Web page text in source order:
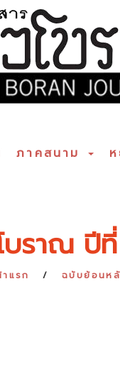
ภาคสนาม
โบราณ
แรก ฉบับย้อนห